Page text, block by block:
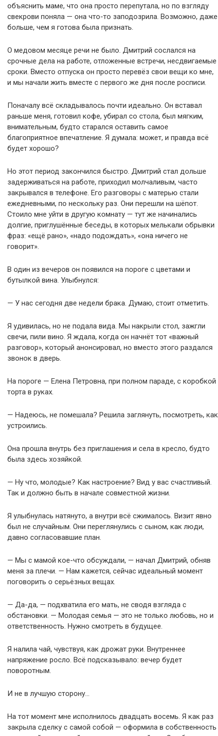
объяснить маме, что она просто перепутала, но по взгляду
свекрови поняла — она что-то заподозрила. Возможно, даже
больше, чем я готова была признать.
О медовом месяце речи не было. Дмитрий сослался на
срочные дела на работе, отложенные встречи, несдвигаемые
сроки. Вместо отпуска он просто перевёз свои вещи ко мне,
и мы начали жить вместе с первого же дня после росписи.
Поначалу всё складывалось почти идеально. Он вставал
раньше меня, готовил кофе, убирал со стола, был мягким,
внимательным, будто старался оставить самое
благоприятное впечатление. Я думала: может, и правда всё
будет хорошо?
Но этот период закончился быстро. Дмитрий стал дольше
задерживаться на работе, приходил молчаливым, часто
закрывался в телефоне. Его разговоры с матерью стали
ежедневными, по нескольку раз. Они перешли на шёпот.
Стоило мне уйти в другую комнату — тут же начинались
долгие, приглушённые беседы, в которых мелькали обрывки
фраз: «ещё рано», «надо подождать», «она ничего не
говорит».
В один из вечеров он появился на пороге с цветами и
бутылкой вина. Улыбнулся:
— У нас сегодня две недели брака. Думаю, стоит отметить.
Я удивилась, но не подала вида. Мы накрыли стол, зажгли
свечи, пили вино. Я ждала, когда он начнёт тот «важный
разговор», который анонсировал, но вместо этого раздался
звонок в дверь.
На пороге — Елена Петровна, при полном параде, с коробкой
торта в руках.
— Надеюсь, не помешала? Решила заглянуть, посмотреть, как
устроились.
Она прошла внутрь без приглашения и села в кресло, будто
была здесь хозяйкой.
— Ну что, молодые? Как настроение? Вид у вас счастливый.
Так и должно быть в начале совместной жизни.
Я улыбнулась натянуто, а внутри всё сжималось. Визит явно
был не случайным. Они переглянулись с сыном, как люди,
давно согласовавшие план.
— Мы с мамой кое-что обсуждали, — начал Дмитрий, обняв
меня за плечи. — Нам кажется, сейчас идеальный момент
поговорить о серьёзных вещах.
— Да-да, — подхватила его мать, не сводя взгляда с
обстановки. — Молодая семья — это не только любовь, но и
ответственность. Нужно смотреть в будущее.
Я налила чай, чувствуя, как дрожат руки. Внутреннее
напряжение росло. Всё подсказывало: вечер будет
поворотным.
И не в лучшую сторону…
На тот момент мне исполнилось двадцать восемь. Я как раз
закрыла сделку с самой собой — оформила в собственность